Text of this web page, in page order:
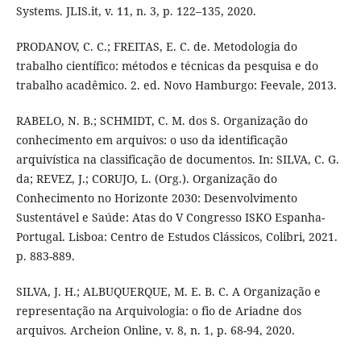
Systems. JLIS.it, v. 11, n. 3, p. 122–135, 2020.
PRODANOV, C. C.; FREITAS, E. C. de. Metodologia do
trabalho científico: métodos e técnicas da pesquisa e do
trabalho acadêmico. 2. ed. Novo Hamburgo: Feevale, 2013.
RABELO, N. B.; SCHMIDT, C. M. dos S. Organização do
conhecimento em arquivos: o uso da identificação
arquivística na classificação de documentos. In: SILVA, C. G.
da; REVEZ, J.; CORUJO, L. (Org.). Organização do
Conhecimento no Horizonte 2030: Desenvolvimento
Sustentável e Saúde: Atas do V Congresso ISKO Espanha-
Portugal. Lisboa: Centro de Estudos Clássicos, Colibri, 2021.
p. 883-889.
SILVA, J. H.; ALBUQUERQUE, M. E. B. C. A Organização e
representação na Arquivologia: o fio de Ariadne dos
arquivos. Archeion Online, v. 8, n. 1, p. 68-94, 2020.